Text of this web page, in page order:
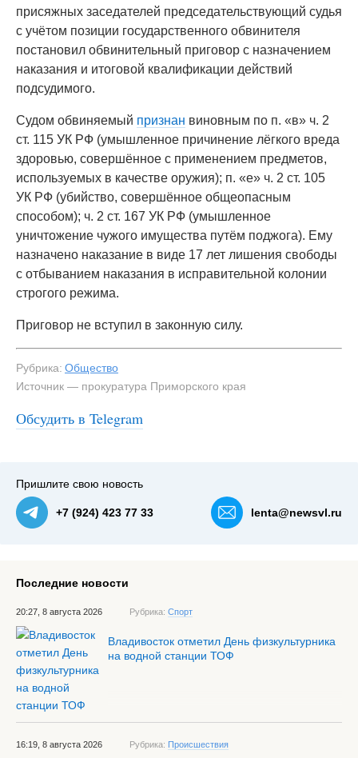
присяжных заседателей председательствующий судья
с учётом позиции государственного обвинителя
постановил обвинительный приговор с назначением
наказания и итоговой квалификации действий
подсудимого.
Судом обвиняемый признан виновным по п. «в» ч. 2
ст. 115 УК РФ (умышленное причинение лёгкого вреда
здоровью, совершённое с применением предметов,
используемых в качестве оружия); п. «е» ч. 2 ст. 105
УК РФ (убийство, совершённое общеопасным
способом); ч. 2 ст. 167 УК РФ (умышленное
уничтожение чужого имущества путём поджога). Ему
назначено наказание в виде 17 лет лишения свободы
с отбыванием наказания в исправительной колонии
строгого режима.
Приговор не вступил в законную силу.
Рубрика: Общество
Источник — прокуратура Приморского края
Обсудить в Telegram
Пришлите свою новость
+7 (924) 423 77 33 lenta@newsvl.ru
Последние новости
20:27, 8 августа 2026 Рубрика: Спорт
Владивосток отметил День физкультурника
на водной станции ТОФ
16:19, 8 августа 2026 Рубрика: Происшествия